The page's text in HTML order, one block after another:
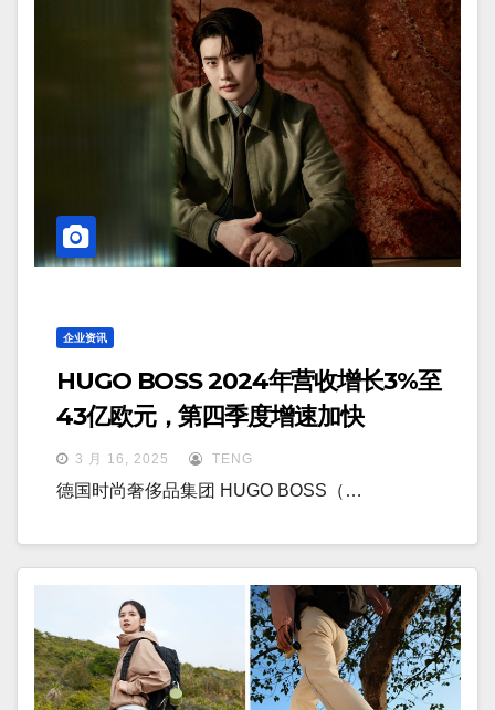
企业资讯
HUGO BOSS 2024年营收增长3%至
43亿欧元，第四季度增速加快
3 月 16, 2025 TENG
德国时尚奢侈品集团 HUGO BOSS（…